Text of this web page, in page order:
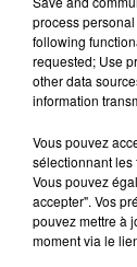
Flash infos
Crédit :Flash
podcasts/
process
following
requested; Use
other data
information
Vous pouvez
sélectionnant les
Vous pouvez
accepter". Vos
pouvez mettre à
moment via le